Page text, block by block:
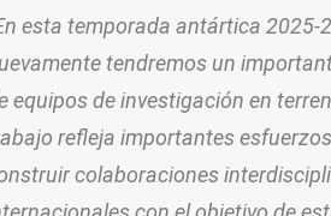
esta temporada antártica 2025-
tendremos un
equipos de investigación en
refleja importantes
colaboraciones